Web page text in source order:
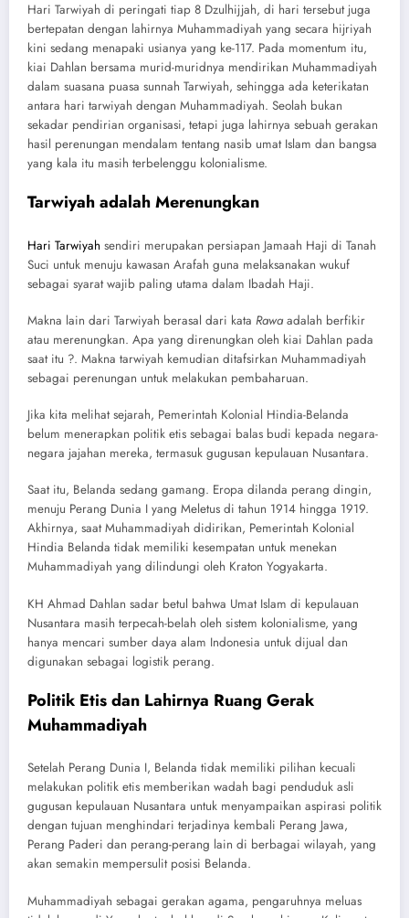
Hari Tarwiyah di peringati tiap 8 Dzulhijjah, di hari tersebut juga
bertepatan dengan lahirnya Muhammadiyah yang secara hijriyah
kini sedang menapaki usianya yang ke-117. Pada momentum itu,
kiai Dahlan bersama murid-muridnya mendirikan Muhammadiyah
dalam suasana puasa sunnah Tarwiyah, sehingga ada keterikatan
antara hari tarwiyah dengan Muhammadiyah. Seolah bukan
sekadar pendirian organisasi, tetapi juga lahirnya sebuah gerakan
hasil perenungan mendalam tentang nasib umat Islam dan bangsa
yang kala itu masih terbelenggu kolonialisme.
Tarwiyah adalah Merenungkan
Hari Tarwiyah sendiri merupakan persiapan Jamaah Haji di Tanah
Suci untuk menuju kawasan Arafah guna melaksanakan wukuf
sebagai syarat wajib paling utama dalam Ibadah Haji.
Makna lain dari Tarwiyah berasal dari kata Rawaadalah berfikir
atau merenungkan. Apa yang direnungkan oleh kiai Dahlan pada
saat itu ?. Makna tarwiyah kemudian ditafsirkan Muhammadiyah
sebagai perenungan untuk melakukan pembaharuan.
Jika kita melihat sejarah, Pemerintah Kolonial Hindia-Belanda
belum menerapkan politik etis sebagai balas budi kepada negara-
negara jajahan mereka, termasuk gugusan kepulauan Nusantara.
Saat itu, Belanda sedang gamang. Eropa dilanda perang dingin,
menuju Perang Dunia I yang Meletus di tahun 1914 hingga 1919.
Akhirnya, saat Muhammadiyah didirikan, Pemerintah Kolonial
Hindia Belanda tidak memiliki kesempatan untuk menekan
Muhammadiyah yang dilindungi oleh Kraton Yogyakarta.
KH Ahmad Dahlan sadar betul bahwa Umat Islam di kepulauan
Nusantara masih terpecah-belah oleh sistem kolonialisme, yang
hanya mencari sumber daya alam Indonesia untuk dijual dan
digunakan sebagai logistik perang.
Politik Etis dan Lahirnya Ruang Gerak
Muhammadiyah
Setelah Perang Dunia I, Belanda tidak memiliki pilihan kecuali
melakukan politik etis memberikan wadah bagi penduduk asli
gugusan kepulauan Nusantara untuk menyampaikan aspirasi politik
dengan tujuan menghindari terjadinya kembali Perang Jawa,
Perang Paderi dan perang-perang lain di berbagai wilayah, yang
akan semakin mempersulit posisi Belanda.
Muhammadiyah sebagai gerakan agama, pengaruhnya meluas